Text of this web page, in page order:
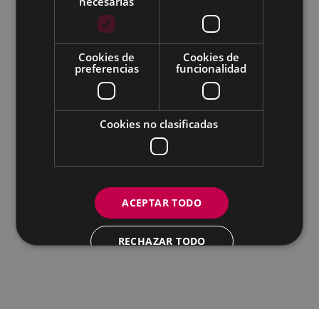
Todas las redes sociales del Ayuntamiento
Eibarko Andretxea - Isasi kalea, 11 | 20600 Eibar
Andretxea: 943 54 39 38
Igualdad: 943 70 84 40
andretxea@eibar.eus
berdintasuna@eibar.eus
IFZ: P2003100A | DIR3 L01200300
Cookies de
preferencias
Cookies de
funcionalidad
Cookies no clasificadas
ACEPTAR TODO
RECHAZAR TODO